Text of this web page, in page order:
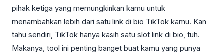
pihak ketiga yang memungkinkan kamu untuk
menambahkan lebih dari satu link di bio TikTok kamu. Kan
tahu sendiri, TikTok hanya kasih satu slot link di bio, tuh.
Makanya, tool ini penting banget buat kamu yang punya